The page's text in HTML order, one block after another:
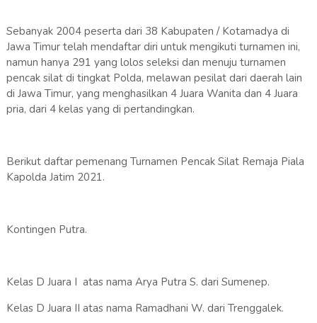
Sebanyak 2004 peserta dari 38 Kabupaten / Kotamadya di
Jawa Timur telah mendaftar diri untuk mengikuti turnamen ini,
namun hanya 291 yang lolos seleksi dan menuju turnamen
pencak silat di tingkat Polda, melawan pesilat dari daerah lain
di Jawa Timur, yang menghasilkan 4 Juara Wanita dan 4 Juara
pria, dari 4 kelas yang di pertandingkan.
Berikut daftar pemenang Turnamen Pencak Silat Remaja Piala
Kapolda Jatim 2021.
Kontingen Putra.
Kelas D Juara I atas nama Arya Putra S. dari Sumenep.
Kelas D Juara II atas nama Ramadhani W. dari Trenggalek.